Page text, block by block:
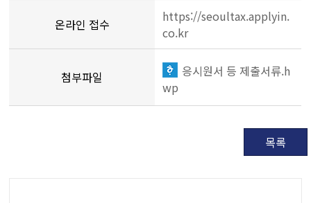
온라인 접수
https://seoultax.applyin.
co.kr
첨부파일
응시원서 등 제출서류.h
wp
목록